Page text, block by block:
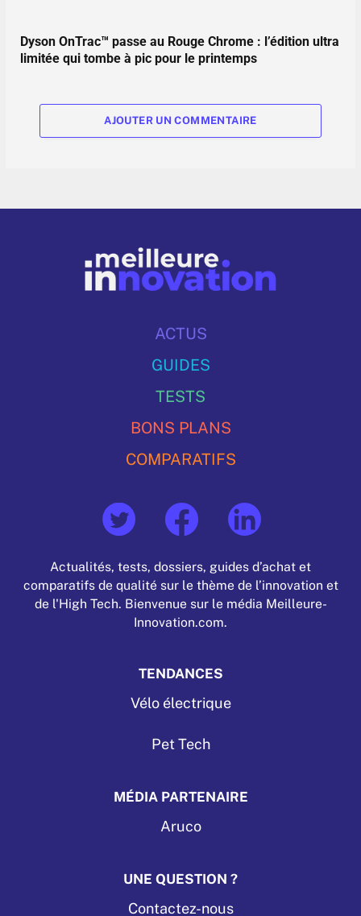
Dyson OnTrac™ passe au Rouge Chrome : l’édition ultra
limitée qui tombe à pic pour le printemps
AJOUTER UN COMMENTAIRE
ACTUS
GUIDES
TESTS
BONS PLANS
COMPARATIFS
Actualités, tests, dossiers, guides d’achat et
comparatifs de qualité sur le thème de l’innovation et
de l'High Tech. Bienvenue sur le média Meilleure-
Innovation.com.
TENDANCES
Vélo électrique
Pet Tech
MÉDIA PARTENAIRE
Aruco
UNE QUESTION ?
Contactez-nous